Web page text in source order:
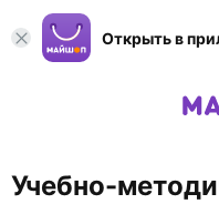
Открыть в
Учебно-